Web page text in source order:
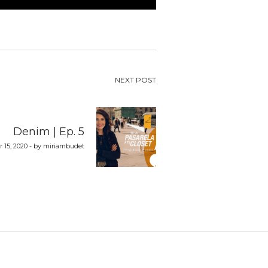
NEXT POST
Denim | Ep. 5
15, 2020 - by miriambudet